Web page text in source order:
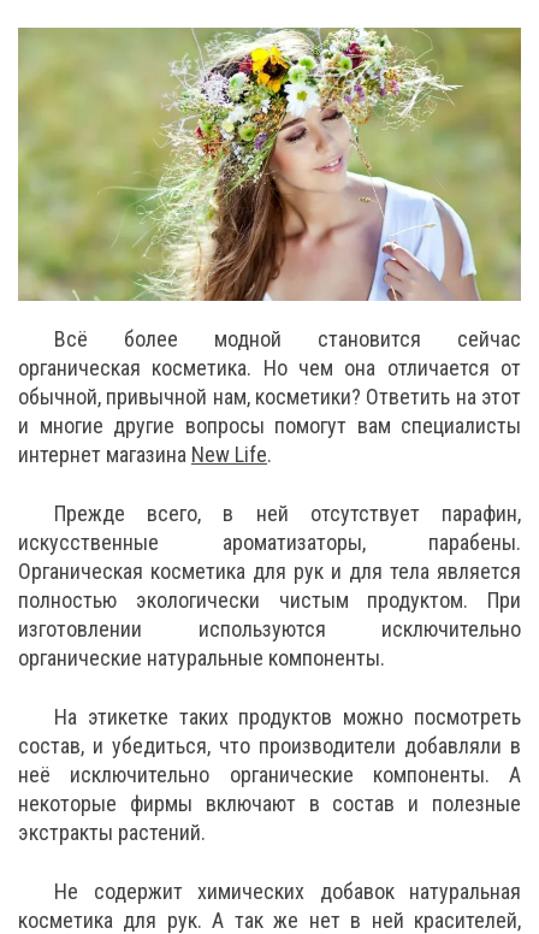
Всё более модной становится сейчас
органическая косметика. Но чем она отличается от
обычной, привычной нам, косметики? Ответить на этот
и многие другие вопросы помогут вам специалисты
интернет магазина New Life.
Прежде всего, в ней отсутствует парафин,
искусственные ароматизаторы, парабены.
Органическая косметика для рук и для тела является
полностью экологически чистым продуктом. При
изготовлении используются исключительно
органические натуральные компоненты.
На этикетке таких продуктов можно посмотреть
состав, и убедиться, что производители добавляли в
неё исключительно органические компоненты. А
некоторые фирмы включают в состав и полезные
экстракты растений.
Не содержит химических добавок натуральная
косметика для рук. А так же нет в ней красителей,